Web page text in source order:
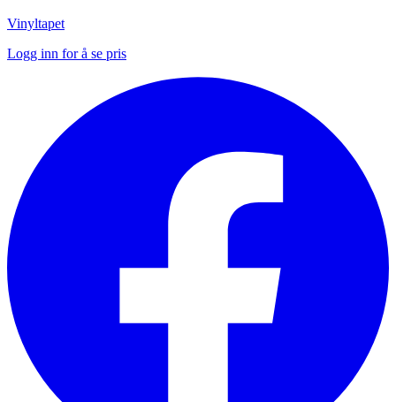
Vinyltapet
Logg inn for å se pris